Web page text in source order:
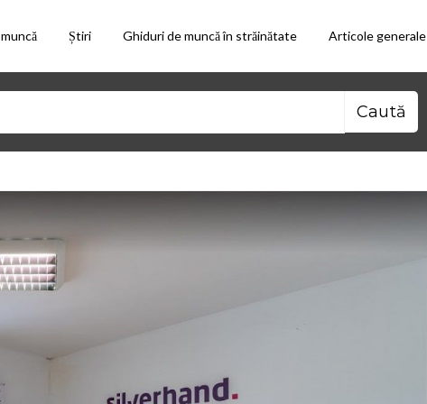
Știri Ghiduri de muncă în străinătate Articole generale